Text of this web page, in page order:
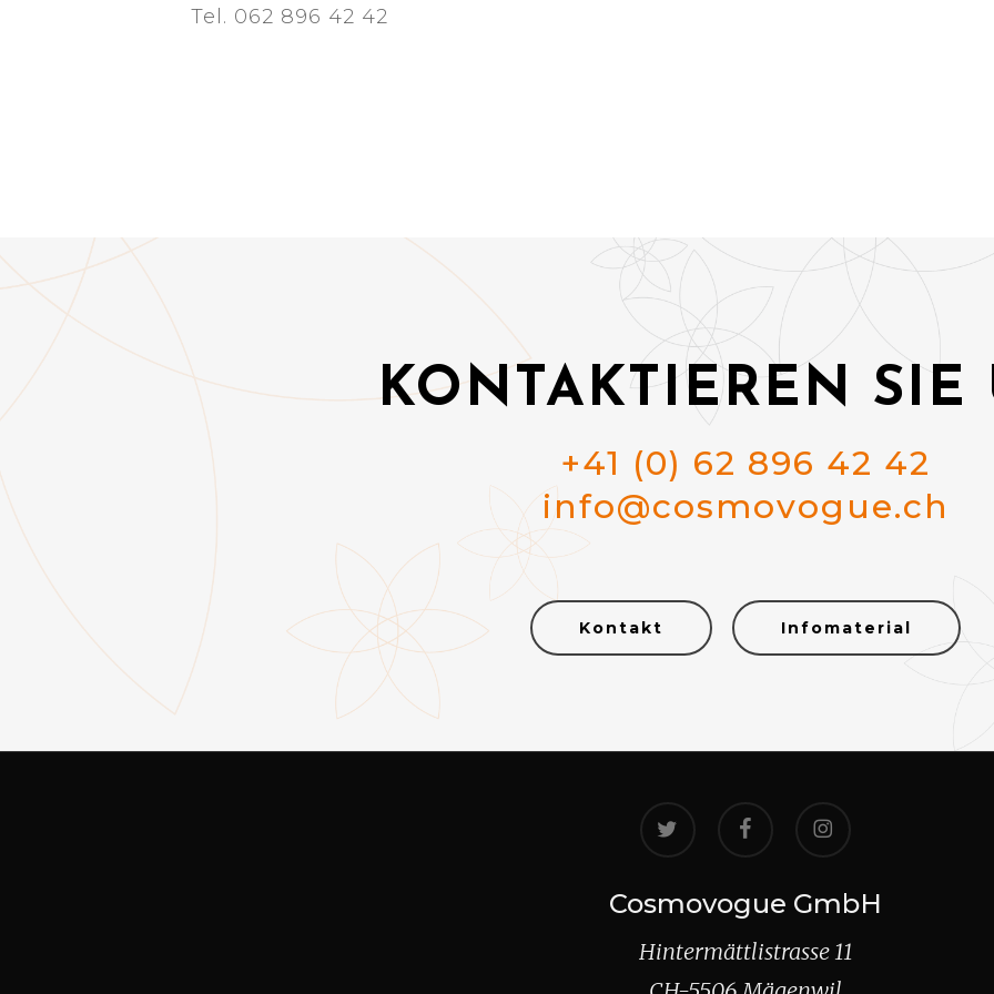
Tel. 062 896 42 42
KONTAKTIEREN SIE
+41 (0) 62 896 42 42
info@cosmovogue.ch
Kontakt Infomaterial
Cosmovogue GmbH
Hintermättlistrasse 11